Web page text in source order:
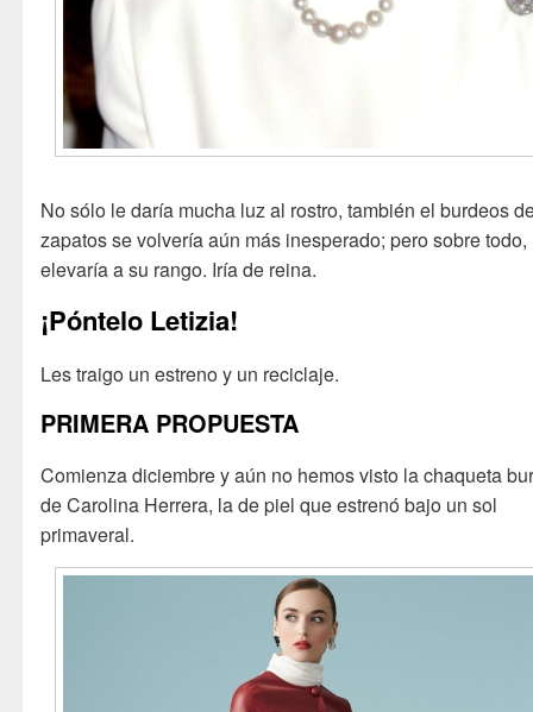
No sólo le daría mucha luz al rostro, también el burdeos
zapatos se volvería aún más inesperado; pero sobre todo,
elevaría a su rango. Iría de reina.
¡Póntelo Letizia!
Les traigo un estreno y un reciclaje.
PRIMERA PROPUESTA
Comienza diciembre y aún no hemos visto la chaqueta
de Carolina Herrera, la de piel que estrenó bajo un sol
primaveral.